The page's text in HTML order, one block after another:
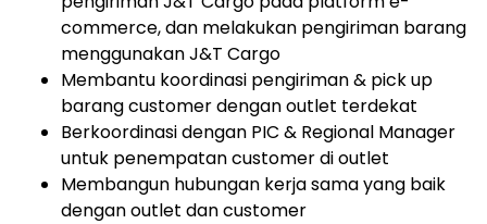
commerce, dan melakukan pengiriman barang
menggunakan J&T Cargo
Membantu koordinasi pengiriman & pick up
barang customer dengan outlet terdekat
Berkoordinasi dengan PIC & Regional Manager
untuk penempatan customer di outlet
Membangun hubungan kerja sama yang baik
dengan outlet dan customer